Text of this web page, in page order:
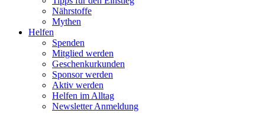
Nährstoffe
Mythen
Helfen
Spenden
Mitglied werden
Geschenkurkunden
Sponsor werden
Aktiv werden
Helfen im Alltag
Newsletter Anmeldung